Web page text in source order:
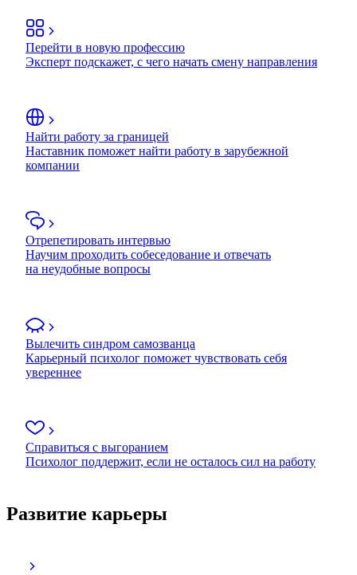
Перейти в новую профессию
Эксперт подскажет, с чего начать смену направления
Найти работу за границей
Наставник поможет найти работу в зарубежной
компании
Отрепетировать интервью
Научим проходить собеседование и отвечать
на неудобные вопросы
Вылечить синдром самозванца
Карьерный психолог поможет чувствовать себя
увереннее
Справиться с выгоранием
Психолог поддержит, если не осталось сил на работу
Развитие карьеры